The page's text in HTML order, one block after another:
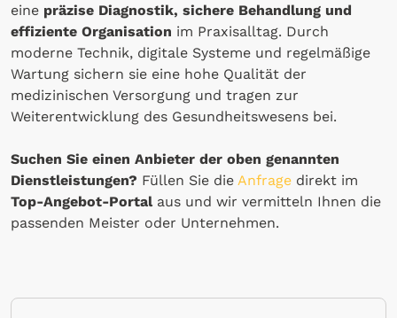
eine präzise Diagnostik, sichere Behandlung und
effiziente Organisation im Praxisalltag. Durch
moderne Technik, digitale Systeme und regelmäßige
Wartung sichern sie eine hohe Qualität der
medizinischen Versorgung und tragen zur
Weiterentwicklung des Gesundheitswesens bei.
Suchen Sie einen Anbieter der oben genannten
Dienstleistungen? Füllen Sie die Anfrage direkt im
Top-Angebot-Portalaus und wir vermitteln Ihnen die
passenden Meister oder Unternehmen.